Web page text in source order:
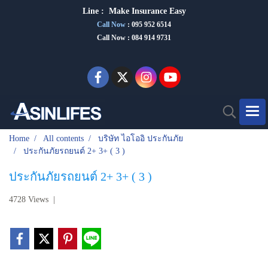
Line : Make Insurance Easy
Call Now : 095 952 6514
Call Now : 084 914 9731
Home All contents
บริษัท ไอโออิ ประกันภัย
ประกันภัยรถยนต์ 2+ 3+ ( 3 )
ประกันภัยรถยนต์ 2+ 3+ ( 3 )
4728 Views